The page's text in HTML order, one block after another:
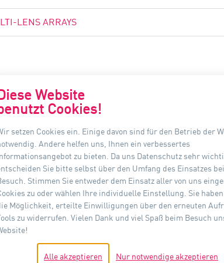
LENS ARRAYS
KONTAKT
Auer Lighting GmbH
Hildesheimer Straße 35
37581 Bad Gandersheim
Telefon: +49(0) 5382 701 · 0
Website
Cookies!
setzen Cookies ein. Einige davon sind für den Betrieb der
Andere helfen uns, Ihnen ein verbessertes
zu bieten. Da uns Datenschutz sehr
Sie bitte selbst über den Umfang des Einsatzes
Stimmen Sie entweder dem Einsatz aller von uns
zu oder wählen Ihre individuelle Einstellung. Sie
Möglichkeit, erteilte Einwilligungen über den erneuten
zu widerrufen. Vielen Dank und viel Spaß beim Besuch
Alle akzeptieren Nur notwendige akzeptieren